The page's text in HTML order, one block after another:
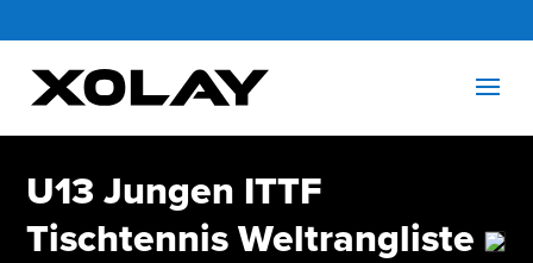
U13 Jungen ITTF
Tischtennis Weltrangliste